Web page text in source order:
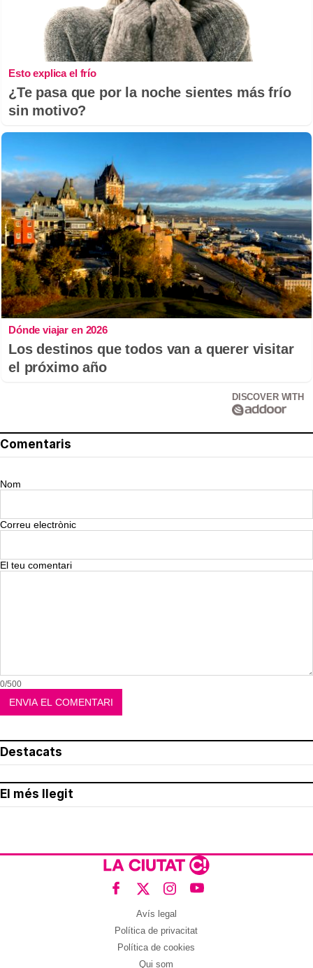
Esto explica el frío
¿Te pasa que por la noche sientes más frío
sin motivo?
Dónde viajar en 2026
Los destinos que todos van a querer visitar
el próximo año
DISCOVER WITH
Comentaris
Nom
Correu electrònic
El teu comentari
0/500
Destacats
El més llegit
Avís legal
Política de privacitat
Política de cookies
Qui som